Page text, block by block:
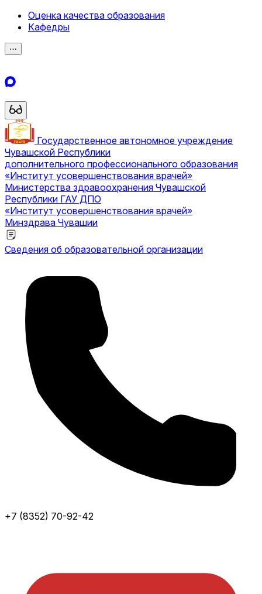
Оценка качества образования
Кафедры
⋯
Государственное автономное учреждение
Чувашской Республики
дополнительного профессионального образования
«Институт усовершенствования врачей»
Министерства здравоохранения Чувашской
Республики ГАУ ДПО
«Институт усовершенствования врачей»
Минздрава Чувашии
Сведения об образовательной организации
+7 (8352) 70-92-42